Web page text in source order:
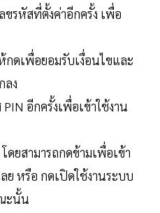
รหัสที่ตั้งค่าอีกครั้ง เพื่อ
กดเพื่อยอมรับเงื่อนไขและ
ลง
อีกครั้งเพื่อเข้าใช้งาน
ดยสามารถกดข้ามเพื่อเข้า
ย หรือ กดเปิดใช้งานระบบ
ะนั้น